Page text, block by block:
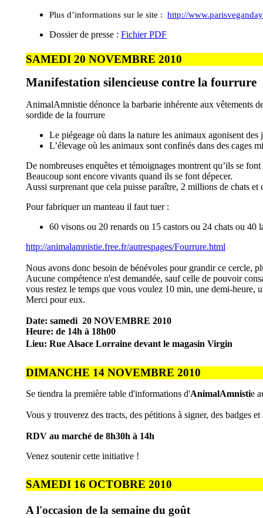
Plus d’informations sur le site : http://
Dossier de presse : Fichier PDF
SAMEDI 20 NOVEMBRE 2010
Manifestation silencieuse contre la fourrure
AnimalAmnistie dénonce la barbarie inhérente aux vêtements
sordide de la fourrure
Le piégeage où dans la nature les animaux agonisent des
L’élevage où les animaux sont confinés dans des cages
De nombreuses enquêtes et témoignages montrent qu’ils se
Beaucoup sont encore vivants quand ils se font dépecer.
Aussi surprenant que cela puisse paraître, 2 millions de chats
Pour fabriquer un manteau il faut tuer :
60 visons ou 20 renards ou 15 castors ou 24 chats ou 40
http://animalamnistie.free.fr/autrespages/Fourrure.html
Nous avons donc besoin de bénévoles pour grandir ce cercle,
Aucune compétence n'est demandée, sauf celle de pouvoir
vous restez le temps que vous voulez 10 min, une demi-heure,
Merci pour eux.
Date: samedi 20 NOVEMBRE 2010
Heure: de 14h à 18h00
Lieu: Rue Alsace Lorraine devant le magasin Virgin
DIMANCHE 14 NOVEMBRE 2010
Se tiendra la première table d'informations d'AnimalAmnistie
Vous y trouverez des tracts, des pétitions à signer, des badges
RDV au marché de 8h30h à 14h
Venez soutenir cette initiative !
SAMEDI 16 OCTOBRE 2010
A l'occasion de la semaine du goût